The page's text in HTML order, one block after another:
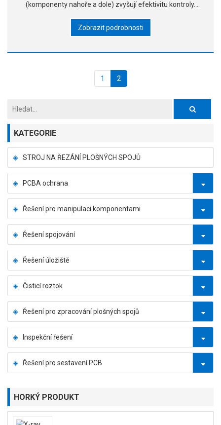
(komponenty nahoře a dole) zvyšují efektivitu kontroly.
Zobrazit podrobnosti
1 2
KATEGORIE
STROJ NA ŘEZÁNÍ PLOŠNÝCH SPOJŮ
PCBA ochrana
Řešení pro manipulaci komponentami
Řešení spojování
Řešení úložiště
Čisticí roztok
Řešení pro zpracování plošných spojů
Inspekční řešení
Řešení pro sestavení PCB
HORKÝ PRODUKT